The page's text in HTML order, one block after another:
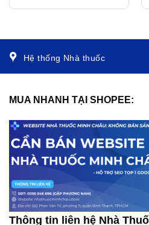
Hệ thống Nhà thuốc
MUA NHANH TẠI SHOPEE:
Thông tin liên hệ Nhà